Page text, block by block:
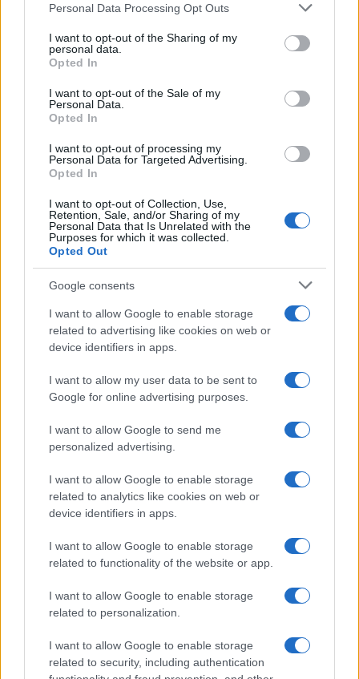
This information may also be disclosed by us to third parties
disclose it to other third parties.
Please note that this website/app uses one or more Google
services and may gather and store information including but
not limited to your visit or usage behaviour. You may click to
grant or deny consent to Google and its third-party tags to
consent section.
Personal Data Processing Opt Outs
I want to opt-out of the Sharing of my
personal data.
Opted In
I want to opt-out of the Sale of my
Personal Data.
Opted In
I want to opt-out of processing my
Personal Data for Targeted Advertising.
Opted In
I want to opt-out of Collection, Use,
Retention, Sale, and/or Sharing of my
Personal Data that Is Unrelated with the
Purposes for which it was collected.
Opted Out
Google consents
I want to allow Google to enable storage
related to advertising like cookies on web or
device identifiers in apps.
I want to allow my user data to be sent to
Google for online advertising purposes.
I want to allow Google to send me
personalized advertising.
I want to allow Google to enable storage
related to analytics like cookies on web or
device identifiers in apps.
I want to allow Google to enable storage
related to functionality of the website or app.
I want to allow Google to enable storage
related to personalization.
I want to allow Google to enable storage
related to security, including authentication
FRASI
Frasi celebri
Frasi da condividere
Poesie
Frasi dei film
Frasi film più lette
Incipit dei film
Film più cercati
Frasi sul cinema
SERVIZI
Mappa del sito
Cookie Policy
Frasi suddivise per tema
Indice degli autori
Aforismi .meglio.it è l'archivio web dedicato a frasi,
aforismi e citazioni più grande del web (137.905 frasi in